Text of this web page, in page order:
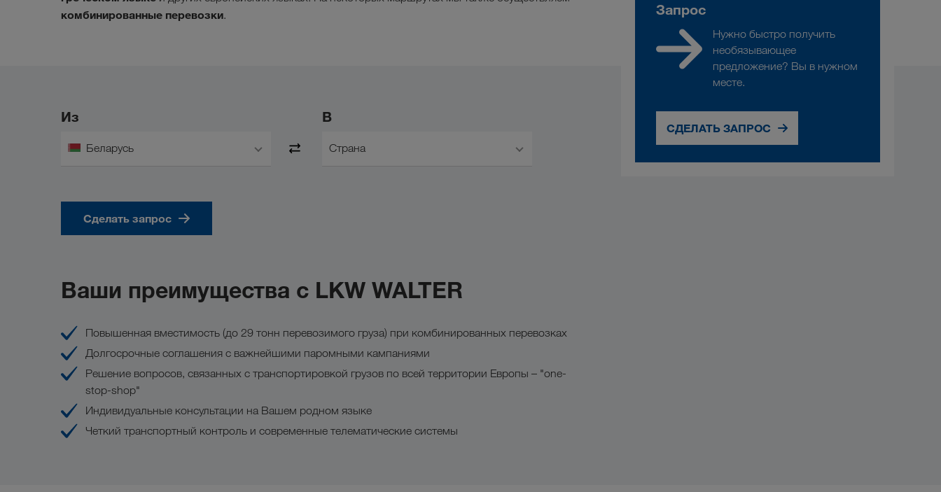
комбинированные перевозки.
Из
Беларусь
В
Страна
Сделать запрос
Ваши преимущества с LKW WALTER
Повышенная вместимость (до 29 тонн перевозимого груза) при комбинированных перевозках
Долгосрочные соглашения с важнейшими паромными кампаниями
Решение вопросов, связанных с транспортировкой грузов по всей территории Европы – "one-
stop-shop"
Индивидуальные консультации на Вашем родном языке
Четкий транспортный контроль и современные телематические системы
Запрос
Нужно быстро получить
необязывающее
предложение? Вы в нужном
месте.
СДЕЛАТЬ ЗАПРОС